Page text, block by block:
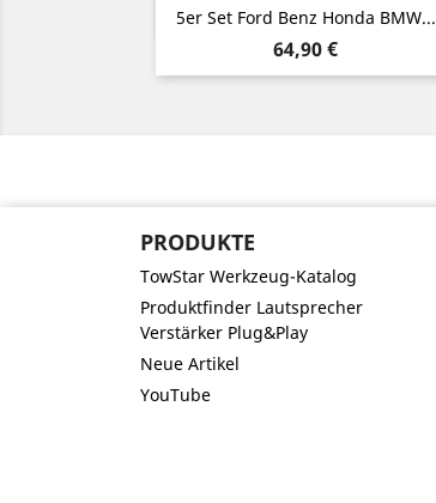
5er Set Ford Benz Honda BMW...
Preis
64,90 €
 Vorschau
PRODUKTE
TowStar Werkzeug-Katalog
Produktfinder Lautsprecher
Verstärker Plug&Play
Neue Artikel
YouTube